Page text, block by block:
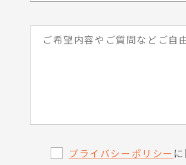
プライバシーポリシー